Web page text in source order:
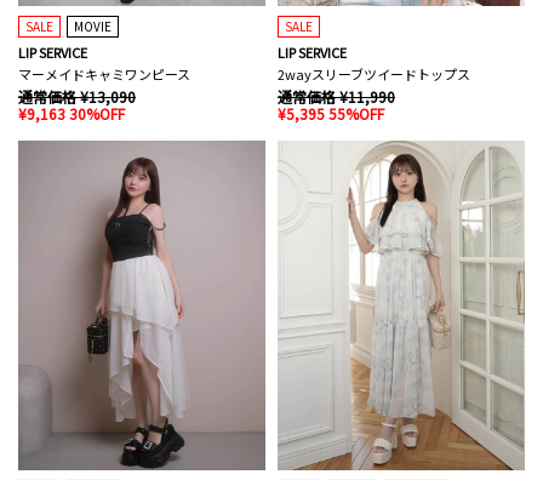
SALE MOVIE
LIP SERVICE
マーメイドキャミワンピース
通常価格 ¥13,090
¥9,163 30%OFF
SALE
LIP SERVICE
2wayスリーブツイードトップス
通常価格 ¥11,990
¥5,395 55%OFF